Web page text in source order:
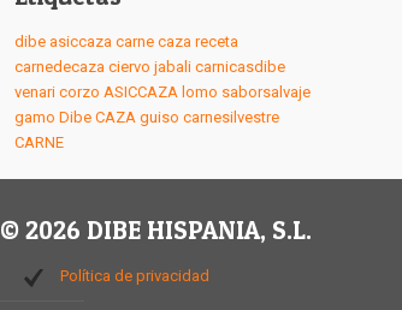
dibe asiccaza carne caza receta
carnedecaza ciervo jabali carnicasdibe
venari corzo ASICCAZA lomo saborsalvaje
gamo Dibe CAZA guiso carnesilvestre
CARNE
© 2026 DIBE HISPANIA, S.L.
Política de privacidad